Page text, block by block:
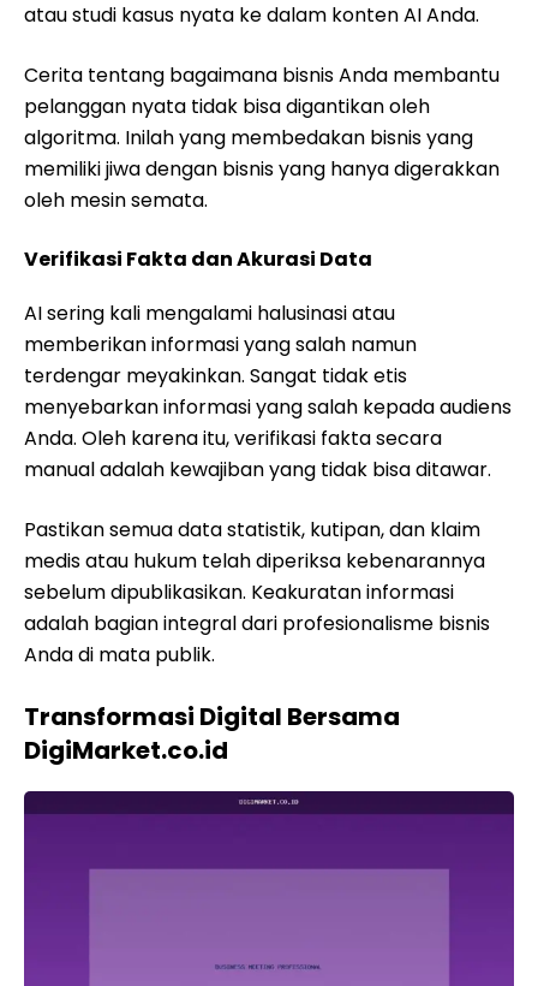
atau studi kasus nyata ke dalam konten AI Anda.
Cerita tentang bagaimana bisnis Anda membantu
pelanggan nyata tidak bisa digantikan oleh
algoritma. Inilah yang membedakan bisnis yang
memiliki jiwa dengan bisnis yang hanya digerakkan
oleh mesin semata.
Verifikasi Fakta dan Akurasi Data
AI sering kali mengalami halusinasi atau
memberikan informasi yang salah namun
terdengar meyakinkan. Sangat tidak etis
menyebarkan informasi yang salah kepada audiens
Anda. Oleh karena itu, verifikasi fakta secara
manual adalah kewajiban yang tidak bisa ditawar.
Pastikan semua data statistik, kutipan, dan klaim
medis atau hukum telah diperiksa kebenarannya
sebelum dipublikasikan. Keakuratan informasi
adalah bagian integral dari profesionalisme bisnis
Anda di mata publik.
Transformasi Digital Bersama
DigiMarket.co.id